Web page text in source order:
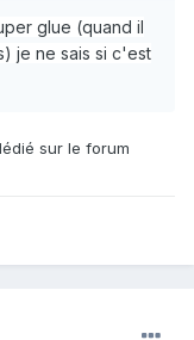
glue (quand il
je ne sais si c'est
sur le forum